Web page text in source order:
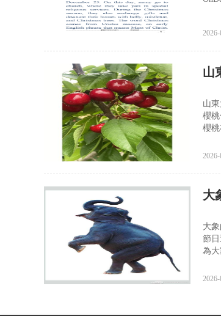
山
山
櫻
櫻
大
大
節
為